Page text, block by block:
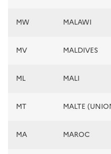
MW MALAWI
MV MALDIVES
ML MALI
MT MALTE
MA MAROC